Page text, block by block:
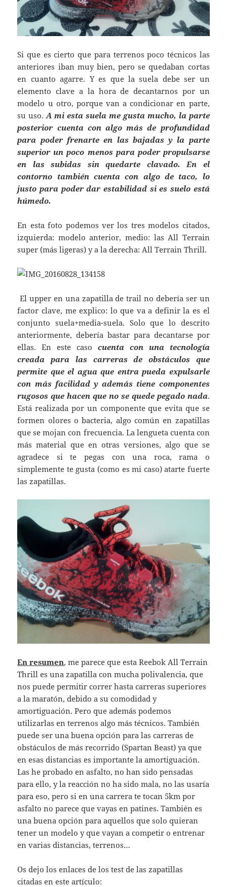
Si que es cierto que para terrenos poco técnicos las
anteriores iban muy bien, pero se quedaban cortas
en cuanto agarre. Y es que la suela debe ser un
elemento clave a la hora de decantarnos por un
modelo u otro, porque van a condicionar en parte,
su uso.A mi esta suela me gusta mucho, la parte
posterior cuenta con algo más de profundidad
para poder frenarte en las bajadas y la parte
superior un poco menos para poder propulsarse
en las subidas sin quedarte clavado. En el
contorno también cuenta con algo de taco, lo
justo para poder dar estabilidad si es suelo está
húmedo.
En esta foto podemos ver los tres modelos citados,
izquierda: modelo anterior, medio: las All Terrain
super (más ligeras) y a la derecha: All Terrain Thrill.
El upper en una zapatilla de trail no debería ser un
factor clave, me explico: lo que va a definir la es el
conjunto suela+media-suela. Solo que lo descrito
anteriormente, debería bastar para decantarse por
ellas. En este caso cuenta con una tecnología
creada para las carreras de obstáculos que
permite que el agua que entra pueda expulsarle
con más facilidad y además tiene componentes
rugosos que hacen que no se quede pegado nada.
Está realizada por un componente que evita que se
formen olores o bacteria, algo común en zapatillas
que se mojan con frecuencia. La lengueta cuenta con
más material que en otras versiones, algo que se
agradece si te pegas con una roca, rama o
simplemente te gusta (como es mi caso) atarte fuerte
las zapatillas.
En resumen, me parece que esta Reebok All Terrain
Thrill es una zapatilla con mucha polivalencia, que
nos puede permitir correr hasta carreras superiores
a la maratón, debido a su comodidad y
amortiguación. Pero que además podemos
utilizarlas en terrenos algo más técnicos. También
puede ser una buena opción para las carreras de
obstáculos de más recorrido (Spartan Beast) ya que
en esas distancias es importante la amortiguación.
Las he probado en asfalto, no han sido pensadas
para ello, y la reacción no ha sido mala, no las usaría
para eso, pero si en una carrera te tocan 5km por
asfalto no parece que vayas en patines. También es
una buena opción para aquellos que solo quieran
tener un modelo y que vayan a competir o entrenar
en varias distancias, terrenos…
Os dejo los enlaces de los test de las zapatillas
citadas en este artículo: